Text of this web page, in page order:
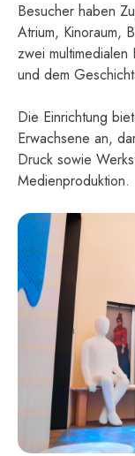
Besucher haben
Atrium, Kinoraum,
zwei multimedialen
und dem
Die Einrichtung
Erwachsene an,
Druck sowie
Medienproduktion.